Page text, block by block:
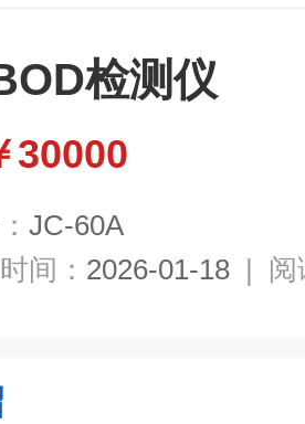
检测仪
30000
JC-60A
间： 2026-01-18 | 阅